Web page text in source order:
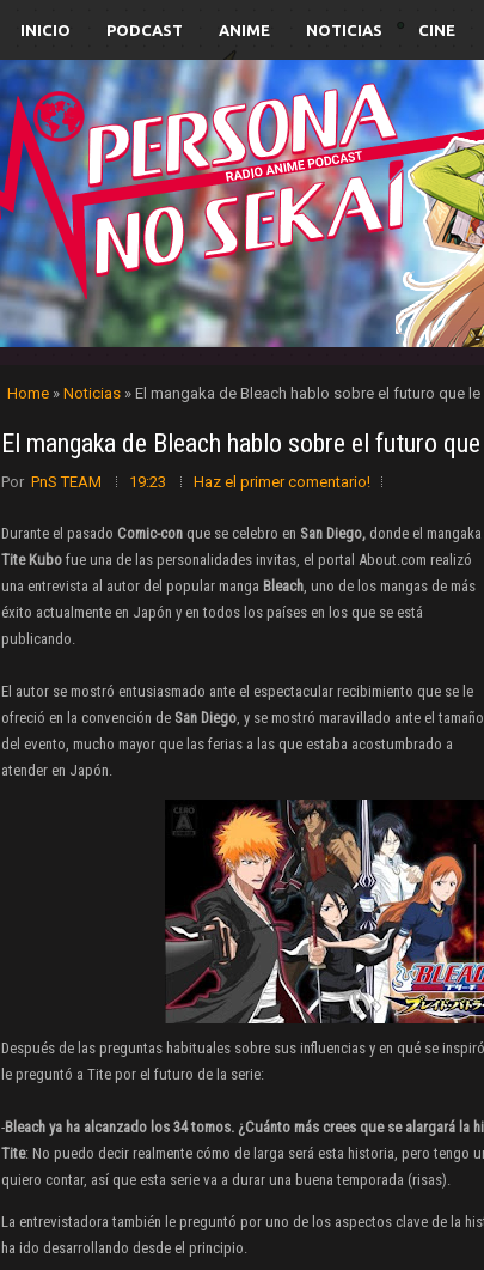
INICIO PODCAST ANIME NOTICIAS CINE
Home » Noticias » El mangaka de Bleach hablo sobre el futuro que
El mangaka de Bleach hablo sobre el futuro
Por PnS TEAM 19:23 Haz el primer comentario!
Durante el pasado Comic-con que se celebro en San Diego, donde el mangaka
Tite Kubo fue una de las personalidades invitas, el portal About.com realizó
una entrevista al autor del popular manga Bleach, uno de los mangas de más
éxito actualmente en Japón y en todos los países en los que se está
publicando.
El autor se mostró entusiasmado ante el espectacular recibimiento que se le
ofreció en la convención de San Diego, y se mostró maravillado ante el tamaño
del evento, mucho mayor que las ferias a las que estaba acostumbrado a
atender en Japón.
Después de las preguntas habituales sobre sus influencias y en qué se
le preguntó a Tite por el futuro de la serie:
-Bleach ya ha alcanzado los 34 tomos. ¿Cuánto más crees que se alargará la
Tite: No puedo decir realmente cómo de larga será esta historia, pero tengo
quiero contar, así que esta serie va a durar una buena temporada (risas).
La entrevistadora también le preguntó por uno de los aspectos clave de la
ha ido desarrollando desde el principio.